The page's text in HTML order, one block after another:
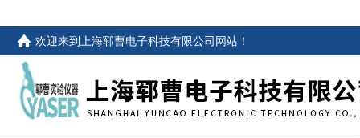
欢迎来到 上海郓曹电子科技有限公司网站 ！